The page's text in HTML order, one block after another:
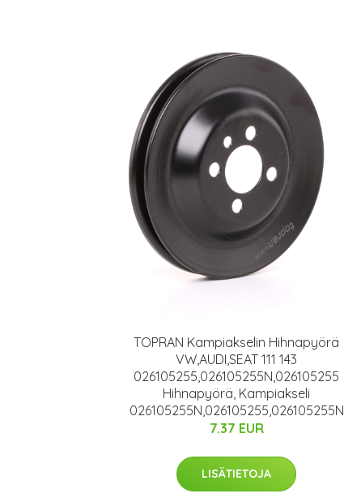
TOPRAN Kampiakselin Hihnapyörä
VW,AUDI,SEAT 111 143
026105255,026105255N,026105255
Hihnapyörä, Kampiakseli
026105255N,026105255,026105255N
7.37 EUR
LISÄTIETOJA